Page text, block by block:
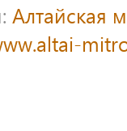
Алтайская